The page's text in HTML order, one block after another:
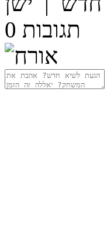
0 תגובות